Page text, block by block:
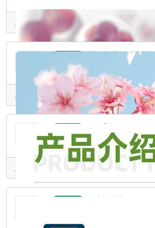
发表于：2024-11-13 17:36 • 广东/广州市
关山樱花-日本进口
发表于：2024-11-13 16:29 • 广东/广州市
Arla乳钙
稳定货源，贝因美合作供应商
发表于：2024-10-29 17:10
真空上料机